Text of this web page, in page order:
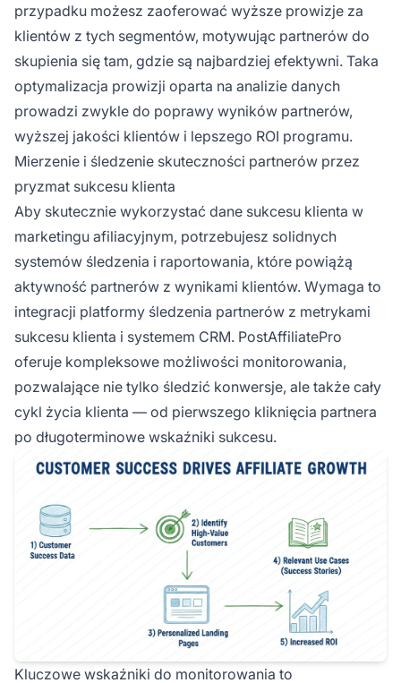
przypadku możesz zaoferować wyższe prowizje za
klientów z tych segmentów, motywując partnerów do
skupienia się tam, gdzie są najbardziej efektywni. Taka
optymalizacja prowizji oparta na analizie danych
prowadzi zwykle do poprawy wyników partnerów,
wyższej jakości klientów i lepszego ROI programu.
Mierzenie i śledzenie skuteczności partnerów przez
pryzmat sukcesu klienta
Aby skutecznie wykorzystać dane sukcesu klienta w
marketingu afiliacyjnym, potrzebujesz solidnych
systemów śledzenia i raportowania, które powiążą
aktywność partnerów z wynikami klientów. Wymaga to
integracji platformy śledzenia partnerów z metrykami
sukcesu klienta i systemem CRM. PostAffiliatePro
oferuje kompleksowe możliwości monitorowania,
pozwalające nie tylko śledzić konwersje, ale także cały
cykl życia klienta — od pierwszego kliknięcia partnera
po długoterminowe wskaźniki sukcesu.
Kluczowe wskaźniki do monitorowania to